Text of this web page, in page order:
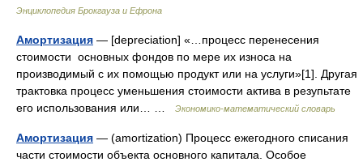
Энциклопедия Брокгауза и Ефрона
Амортизация — [depreciation] «…процесс перенесения
стоимости основных фондов по мере их износа на
производимый с их помощью продукт или на услуги»[1]. Другая
трактовка процесс уменьшения стоимости актива в резупьтате
его использования или… …
Экономико-математический словарь
Амортизация — (amortization) Процесс ежегодного списания
части стоимости объекта основного капитала. Особое